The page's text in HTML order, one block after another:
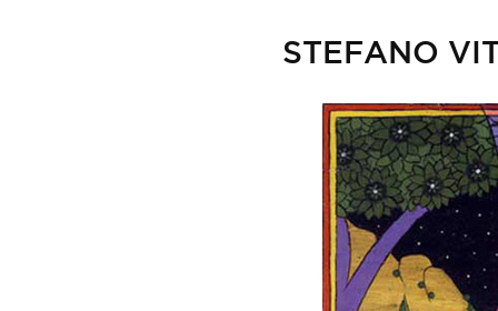
STEFANO